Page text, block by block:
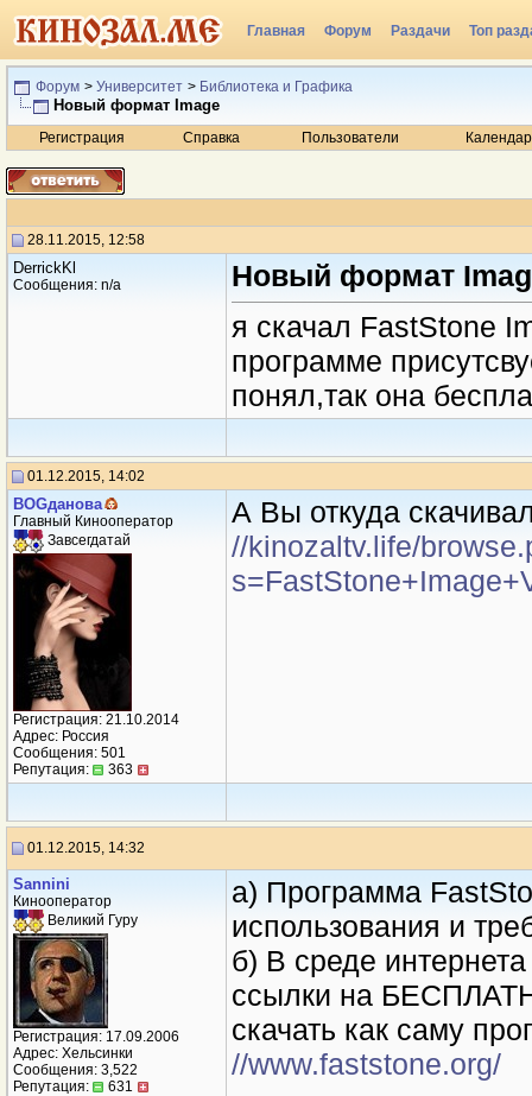
Главная Форум Раздачи Топ
Радио
Форум > Университет > Библиотека и Графика
Новый формат Image
Регистрация Справка Пользователи
28.11.2015, 12:58
DerrickKl
Сообщения: n/a
Новый формат
я скачал FastStone
программе
понял,так она
01.12.2015, 14:02
BOGданова
Главный Кинооператор
Завсегдатай
Регистрация: 21.10.2014
Адрес: Россия
Сообщения: 501
Репутация:
363
А Вы откуда
//kinozaltv.life/
01.12.2015, 14:32
Sannini
Кинооператор
Великий Гуру
Регистрация: 17.09.2006
Адрес: Хельсинки
Сообщения: 3,522
Репутация:
631
а) Программа
использования и
б) В среде
ссылки на
скачать как саму
//www.faststone.org/